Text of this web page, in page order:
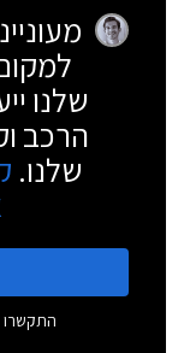
שלנו
הרכב
שלנו.
התקשרו